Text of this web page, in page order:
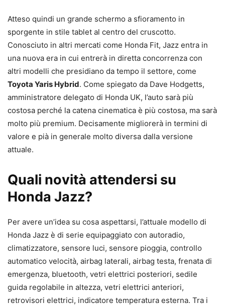
Atteso quindi un grande schermo a sfioramento in
sporgente in stile tablet al centro del cruscotto.
Conosciuto in altri mercati come Honda Fit, Jazz entra in
una nuova era in cui entrerà in diretta concorrenza con
altri modelli che presidiano da tempo il settore, come
Toyota Yaris Hybrid. Come spiegato da Dave Hodgetts,
amministratore delegato di Honda UK, l’auto sarà più
costosa perché la catena cinematica è più costosa, ma sarà
molto più premium. Decisamente migliorerà in termini di
valore e pià in generale molto diversa dalla versione
attuale.
Quali novità attendersi su
Honda Jazz?
Per avere un’idea su cosa aspettarsi, l’attuale modello di
Honda Jazz è di serie equipaggiato con autoradio,
climatizzatore, sensore luci, sensore pioggia, controllo
automatico velocità, airbag laterali, airbag testa, frenata di
emergenza, bluetooth, vetri elettrici posteriori, sedile
guida regolabile in altezza, vetri elettrici anteriori,
retrovisori elettrici, indicatore temperatura esterna. Tra i